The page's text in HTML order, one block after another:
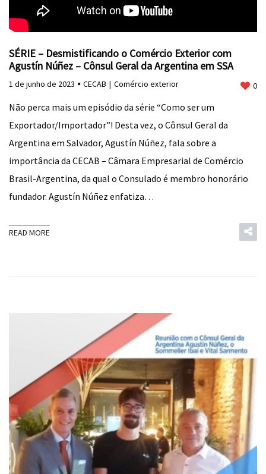
SÉRIE – Desmistificando o Comércio Exterior com
Agustín Núñez – Cônsul Geral da Argentina em SSA
1 de junho de 2023 CECAB Comércio exterior 0
Não perca mais um episódio da série “Como ser um
Exportador/Importador”! Desta vez, o Cônsul Geral da
Argentina em Salvador, Agustín Núñez, fala sobre a
importância da CECAB – Câmara Empresarial de Comércio
Brasil-Argentina, da qual o Consulado é membro honorário
fundador. Agustín Núñez enfatiza…
READ MORE